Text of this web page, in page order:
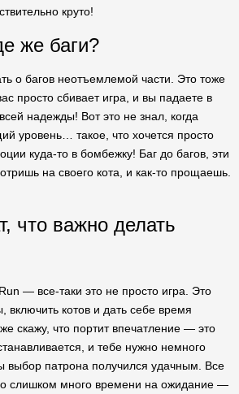
круто!
же баги?
о багов неотъемлемой части. Это тоже
просто сбивает игра, и вы падаете в
надежды! Вот это не знал, когда
уровень… такое, что хочется просто
куда-то в бомбежку! Баг до багов, эти
на своего кота, и как-то прощаешь.
что важно делать
— все-таки это не просто игра. Это
включить котов и дать себе время
скажу, что портит впечатление — это
и тебе нужно немного
выбор патрона получился удачным. Все
слишком много времени на ожидание —